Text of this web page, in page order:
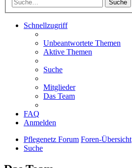
Suche
Schnellzugriff
Unbeantwortete Themen
Aktive Themen
Suche
Mitglieder
Das Team
FAQ
Anmelden
Pflegenetz Forum Foren-Übersicht
Suche